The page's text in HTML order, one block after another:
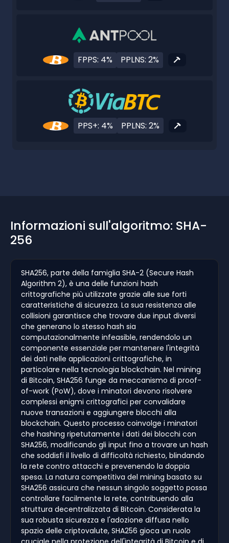
FPPS: 4% PPLNS: 2%
PPS+: 4% PPLNS: 2%
Informazioni sull'algoritmo: SHA-
256
SHA256, parte della famiglia SHA-2 (Secure Hash
Algorithm 2), è una delle funzioni hash
crittografiche più utilizzate grazie alle sue forti
caratteristiche di sicurezza. La sua resistenza alle
collisioni garantisce che trovare due input diversi
che generano lo stesso hash sia
computazionalmente infeasible, rendendolo un
componente essenziale per mantenere l'integrità
dei dati nelle applicazioni crittografiche, in
particolare nella tecnologia blockchain. Nel mining
di Bitcoin, SHA256 funge da meccanismo di proof-
of-work (PoW), dove i minatori devono risolvere
complessi enigmi crittografici per convalidare
nuove transazioni e aggiungere blocchi alla
blockchain. Questo processo coinvolge i minatori
che hashing ripetutamente i dati dei blocchi con
SHA256, modificando gli input fino a trovare un hash
che soddisfi il livello di difficoltà richiesto, blindando
la rete contro attacchi e prevenendo la doppia
spesa. La natura competitiva del mining basato su
SHA256 assicura che nessun singolo soggetto possa
controllare facilmente la rete, contribuendo alla
struttura decentralizzata di Bitcoin. Considerata la
sua robusta sicurezza e l'adozione diffusa nello
spazio delle criptovalute, SHA256 gioca un ruolo